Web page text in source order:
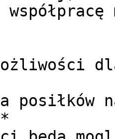
posiłków